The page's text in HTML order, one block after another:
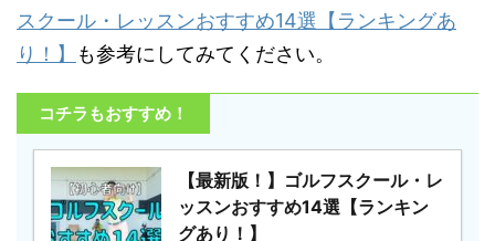
スクール・レッスンおすすめ14選【ランキングあ
り！】
も参考にしてみてください。
コチラもおすすめ！
【最新版！】ゴルフスクール・レ
ッスンおすすめ14選【ランキン
グあり！】